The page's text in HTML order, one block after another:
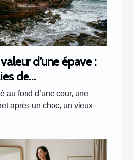
d’une épave :
de
inattendues
au fond d’une cour, une
après un choc, un vieux